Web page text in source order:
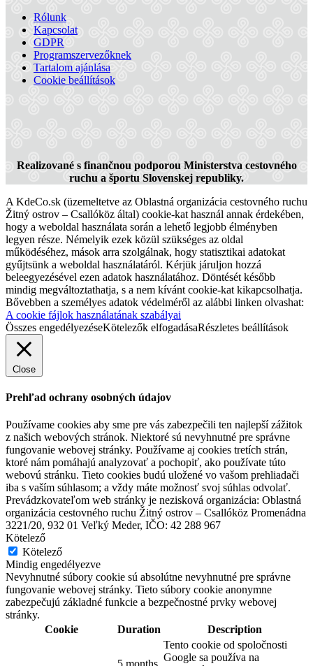
23 km,Vizi túra
Rólunk
Kapcsolat
GDPR
Programszervezőknek
Tartalom ajánlása
Cookie beállítások
Realizované s finančnou podporou Ministerstva cestovného
ruchu a športu Slovenskej republiky.
A KdeCo.sk (üzemeltetve az Oblastná organizácia cestovného ruchu
Žitný ostrov – Csallóköz által) cookie-kat használ annak érdekében,
hogy a weboldal használata során a lehető legjobb élményben
legyen része. Némelyik ezek közül szükséges az oldal
működéséhez, mások arra szolgálnak, hogy statisztikai adatokat
gyűjtsünk a weboldal használatáról. Kérjük járuljon hozzá
beleegyezésével ezen adatok használatához. Döntését később
mindig megváltoztathatja, s a nem kívánt cookie-kat kikapcsolhatja.
Bővebben a személyes adatok védelméről az alábbi linken olvashat:
A cookie fájlok használatának szabályai
Összes engedélyezéseKötelezők elfogadásaRészletes beállítások
Close
Prehľad ochrany osobných údajov
Používame cookies aby sme pre vás zabezpečili ten najlepší zážitok
z našich webových stránok. Niektoré sú nevyhnutné pre správne
fungovanie webovej stránky. Používame aj cookies tretích strán,
ktoré nám pomáhajú analyzovať a pochopiť, ako používate túto
webovú stránku. Tieto cookies budú uložené vo vašom prehliadači
iba s vaším súhlasom; a vždy máte možnosť svoj súhlas odvolať.
Prevádzkovateľom web stránky je nezisková organizácia: Oblastná
organizácia cestovného ruchu Žitný ostrov – Csallóköz Promenádna
3221/20, 932 01 Veľký Meder, IČO: 42 288 967
Kötelező
Kötelező
Mindig engedélyezve
Nevyhnutné súbory cookie sú absolútne nevyhnutné pre správne
fungovanie webovej stránky. Tieto súbory cookie anonymne
zabezpečujú základné funkcie a bezpečnostné prvky webovej
stránky.
Cookie
Duration Description
5 months
Tento cookie od spoločnosti
Google sa používa na